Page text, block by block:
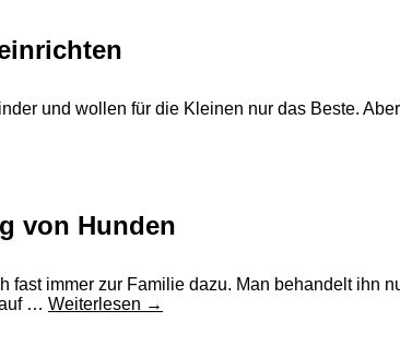
und wollen für die Kleinen nur das Beste.
von Hunden
immer zur Familie dazu. Man behandelt ihn
… Weiterlesen →